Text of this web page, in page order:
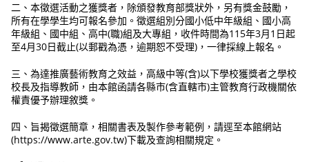
二、本徵選活動之獲獎者，除頒發教育部獎狀外，另有獎金鼓勵，
所有在學學生均可報名參加。徵選組別分國小低中年級組、國小高
年級組、國中組、高中(職)組及大專組，收件時間為115年3月1日起
至4月30日截止(以郵戳為憑，逾期恕不受理)，一律採線上報名。
三、為達推廣藝術教育之效益，高級中等(含)以下學校獲獎者之學校
校長及指導教師，由本館函請各縣市(含直轄市)主管教育行政機關依
權責優予辦理敘獎。
四、旨揭徵選簡章，相關書表及製作參考範例，請逕至本館網站
(https://www.arte.gov.tw)下載及查詢相關規定。